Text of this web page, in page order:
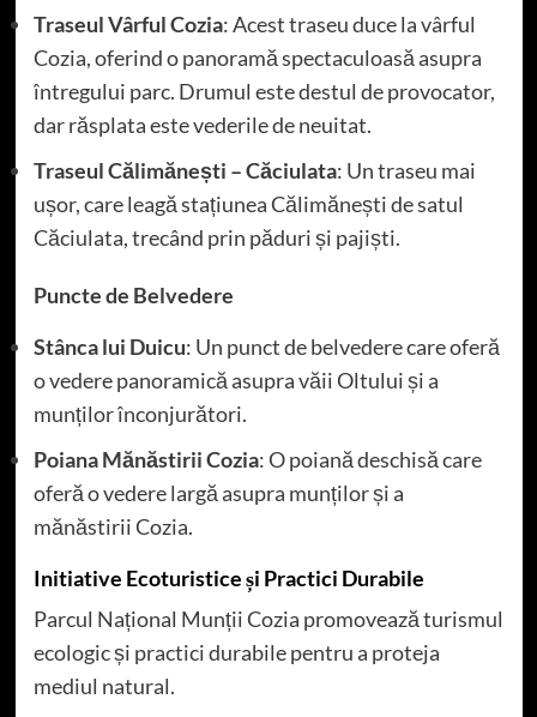
Traseul Vârful Cozia: Acest traseu duce la vârful
Cozia, oferind o panoramă spectaculoasă asupra
întregului parc. Drumul este destul de provocator,
dar răsplata este vederile de neuitat.
Traseul Călimănești – Căciulata: Un traseu mai
ușor, care leagă stațiunea Călimănești de satul
Căciulata, trecând prin păduri și pajiști.
Puncte de Belvedere
Stânca lui Duicu: Un punct de belvedere care oferă
o vedere panoramică asupra văii Oltului și a
munților înconjurători.
Poiana Mănăstirii Cozia: O poiană deschisă care
oferă o vedere largă asupra munților și a
mănăstirii Cozia.
Initiative Ecoturistice și Practici Durabile
Parcul Național Munții Cozia promovează turismul
ecologic și practici durabile pentru a proteja
mediul natural.